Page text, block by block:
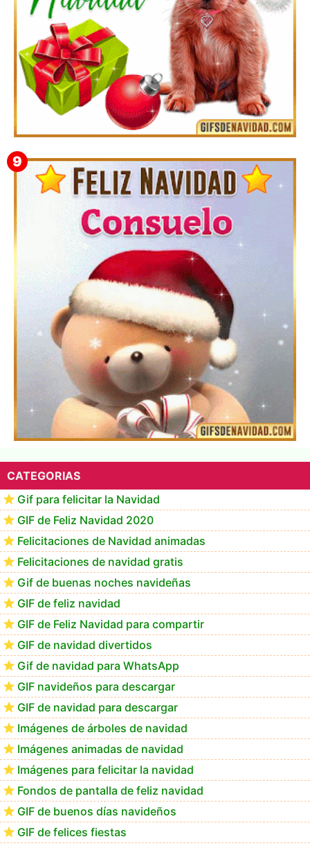
▷ Los Mejores Fondos de pantalla de feliz navidad
2022 📖
Feliz Navidad Consuelo
CATEGORIAS
Gif para felicitar la Navidad
GIF de Feliz Navidad 2020
Felicitaciones de Navidad animadas
Felicitaciones de navidad gratis
Gif de buenas noches navideñas
GIF de feliz navidad
GIF de Feliz Navidad para compartir
GIF de navidad divertidos
Gif de navidad para WhatsApp
GIF navideños para descargar
GIF de navidad para descargar
Imágenes de árboles de navidad
Imágenes animadas de navidad
Imágenes para felicitar la navidad
Fondos de pantalla de feliz navidad
GIF de buenos días navideños
GIF de felices fiestas